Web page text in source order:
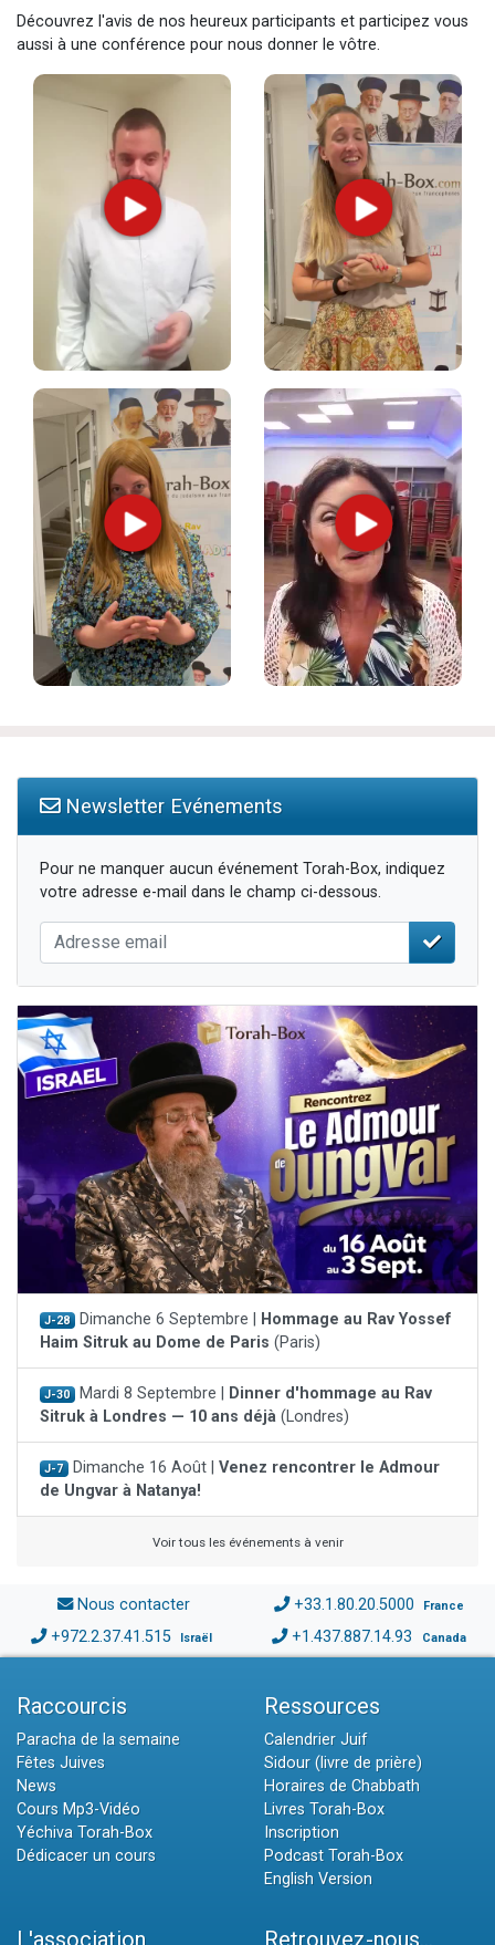
Découvrez l'avis de nos heureux participants et participez vous
aussi à une conférence pour nous donner le vôtre.
Newsletter Evénements
Pour ne manquer aucun événement Torah-Box, indiquez
votre adresse e-mail dans le champ ci-dessous.
J-28 Dimanche 6 Septembre |
Hommage au Rav Yossef
Haim Sitruk au Dome de Paris (Paris)
J-30 Mardi 8 Septembre |
Dinner d'hommage au Rav
Sitruk à Londres — 10 ans déjà (Londres)
J-7 Dimanche 16 Août | Venez rencontrer le Admour
de Ungvar à Natanya!
Voir tous les événements à venir
Nous contacter +33.1.80.20.5000 France
+972.2.37.41.515 Israël +1.437.887.14.93 Canada
Raccourcis
Paracha de la semaine
Fêtes Juives
News
Cours Mp3-Vidéo
Yéchiva Torah-Box
Dédicacer un cours
Ressources
Calendrier Juif
Sidour (livre de prière)
Horaires de Chabbath
Livres Torah-Box
Inscription
Podcast Torah-Box
English Version
L'association Retrouvez-nous...